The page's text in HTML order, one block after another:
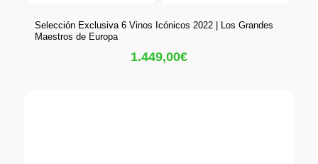
Selección Exclusiva 6 Vinos Icónicos 2022 | Los Grandes
Maestros de Europa
1.449,00€